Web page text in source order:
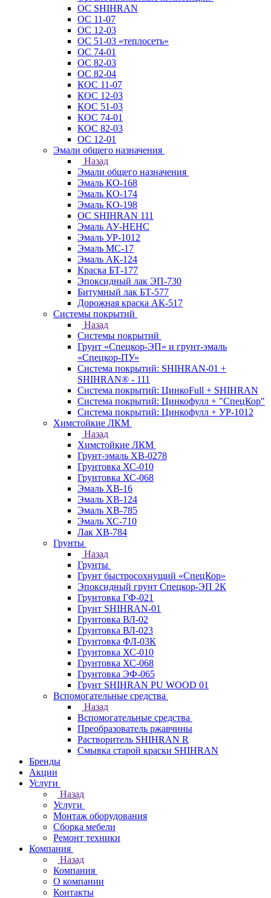
ОС SHIHRAN
ОС 11-07
ОС 12-03
ОС 51-03 «теплосеть»
ОС 74-01
ОС 82-03
ОС 82-04
КОС 11-07
КОС 12-03
КОС 51-03
КОС 74-01
КОС 82-03
ОС 12-01
Эмали общего назначения
Назад
Эмали общего назначения
Эмаль КО-168
Эмаль КО-174
Эмаль КО-198
ОС SHIHRAN 111
Эмаль АУ-НЕНС
Эмаль УР-1012
Эмаль МС-17
Эмаль АК-124
Краска БТ-177
Эпоксидный лак ЭП-730
Битумный лак БТ-577
Дорожная краска АК-517
Системы покрытий
Назад
Системы покрытий
Грунт «Спецкор-ЭП» и грунт-эмаль
«Спецкор-ПУ»
Система покрытий: SHIHRAN-01 +
SHIHRAN® - 111
Система покрытий: ЦинкоFull + SHIHRAN
Система покрытий: Цинкофулл + "СпецКор"
Система покрытий: Цинкофулл + УР-1012
Химстойкие ЛКМ
Назад
Химстойкие ЛКМ
Грунт-эмаль ХВ-0278
Грунтовка ХС-010
Грунтовка ХС-068
Эмаль ХВ-16
Эмаль ХВ-124
Эмаль ХВ-785
Эмаль ХС-710
Лак ХВ-784
Грунты
Назад
Грунты
Грунт быстросохнущий «СпецКор»
Эпоксидный грунт Спецкор-ЭП 2К
Грунтовка ГФ-021
Грунт SHIHRAN-01
Грунтовка ВЛ-02
Грунтовка ВЛ-023
Грунтовка ФЛ-03К
Грунтовка ХС-010
Грунтовка ХС-068
Грунтовка ЭФ-065
Грунт SHIHRAN PU WOOD 01
Вспомогательные средства
Назад
Вспомогательные средства
Преобразователь ржавчины
Растворитель SHIHRAN R
Смывка старой краски SHIHRAN
Бренды
Акции
Услуги
Назад
Услуги
Монтаж оборудования
Сборка мебели
Ремонт техники
Компания
Назад
Компания
О компании
Контакты